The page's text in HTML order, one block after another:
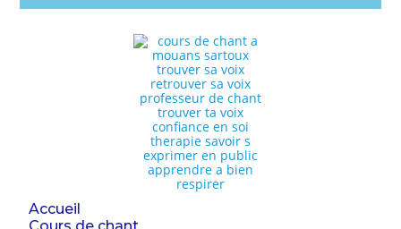
Accueil
Cours de chant